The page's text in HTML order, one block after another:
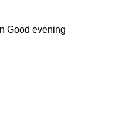
Good evening